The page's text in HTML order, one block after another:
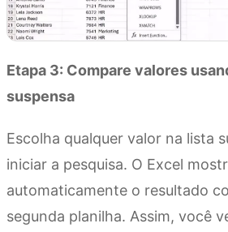
Etapa 3: Compare valores
suspensa
Escolha qualquer valor na lista
iniciar a pesquisa. O Excel
automaticamente o resultado
segunda planilha. Assim, você